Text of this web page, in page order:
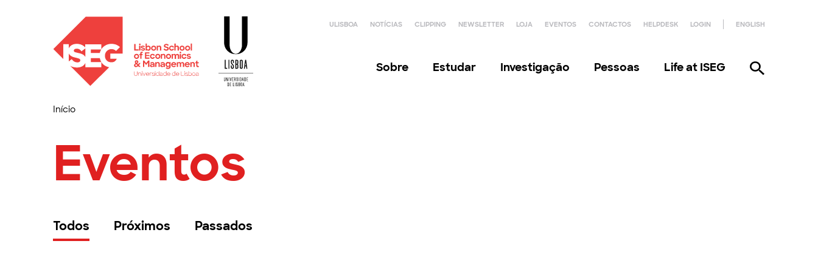
ULISBOA NOTÍCIAS CLIPPING NEWSLETTER LOJA EVENTOS CONTACTOS HELPDESK LOGIN ENGLISH
Sobre Estudar Investigação Pessoas Life at ISEG
Início
Eventos
Todos Próximos Passados